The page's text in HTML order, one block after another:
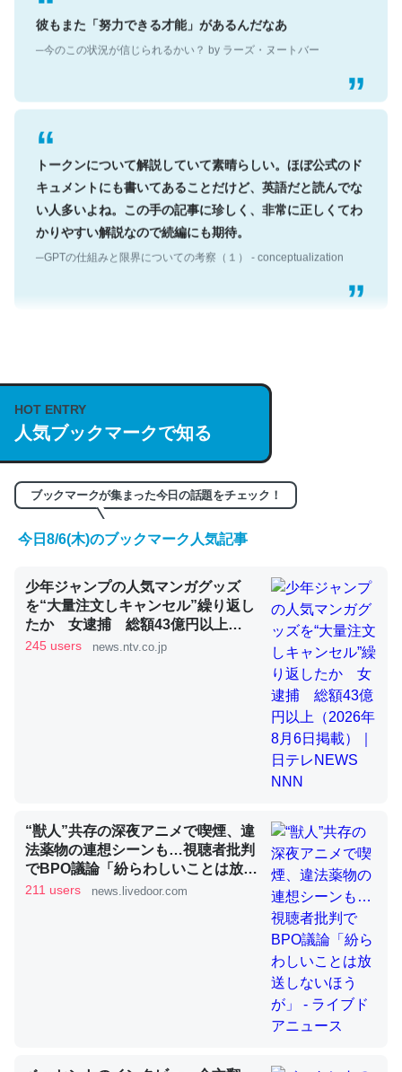
彼もまた「努力できる才能」があるんだなあ
トークンについて解説していて素晴らしい。ほぼ公式のド
キュメントにも書いてあることだけど、英語だと読んでな
い人多いよね。この手の記事に珍しく、非常に正しくてわ
かりやすい解説なので続編にも期待。
─GPTの仕組みと限界についての考察（１） - conceptualization
説してる記事が少ないので貴重な良記事。/続編来た
https://isobe324649.hatenablog.com/entry/2023/03/27
/064121
─GPTの仕組みと限界についての考察（１） - conceptualization
くらい。小説でいう「ずっと前の伏線」は回収されないけ
ど、短期記憶というには多い分量。進化すればするほど分
かりやすく強くなりそう
─GPTの仕組みと限界についての考察（１） - conceptualization
昆虫ってカルシウム少ないのか。知らんかった。調べたら
─ニュース :: 【研究発表】昆虫学の大問題＝「昆虫はなぜ海にいな
いのか」に関する新仮説
論文では「淡水はカルシウムも酸素も不足してて両方に不
利だから両方が拮抗してるのでは」とあって面白い。海に
いる鋏角類（カブトガニ・ウミグモ）はカルシウムを使わ
ずキチンを強化してる筈だが、酵素が違うのか？
HOT ENTRY
人気ブックマークで知る
ブックマークが集まった今日の話題をチェック！
今日8/6(木)のブックマーク人気記事
少年ジャンプの人気マンガグッズ
を“大量注文しキャンセル”繰り返し
たか 女逮捕 総額43億円以上
（2026年8月6日掲載）｜日テレ
245 users news.ntv.co.jp
“獣人”共存の深夜アニメで喫煙、違
法薬物の連想シーンも…視聴者批判
でBPO議論「紛らわしいことは放送
しないほうが」 - ライブドアニュー
211 users news.livedoor.com